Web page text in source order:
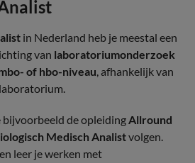
in Nederland heb je meestal een
van laboratoriumonderzoek
of hbo-niveau, afhankelijk van
bijvoorbeeld de opleidingAllround
Medisch Analistvolgen.
leer je werken met